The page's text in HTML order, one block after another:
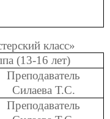
класс»
(13-16 лет)
Преподаватель
Силаева Т.С.
Преподаватель